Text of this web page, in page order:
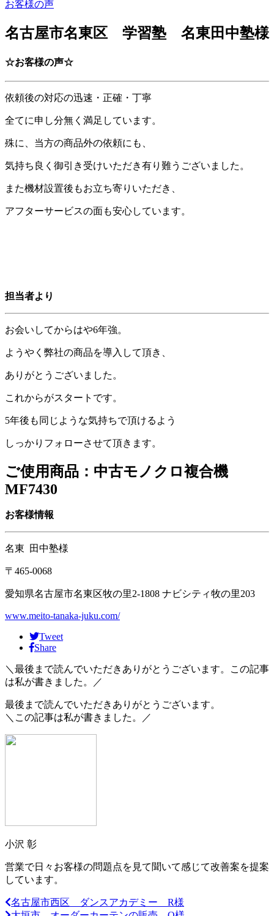
お客様の声
名古屋市名東区 学習塾 名東田中塾様
☆お客様の声☆
依頼後の対応の迅速・正確・丁寧
全てに申し分無く満足しています。
殊に、当方の商品外の依頼にも、
気持ち良く御引き受けいただき有り難うございました。
また機材設置後もお立ち寄りいただき、
アフターサービスの面も安心しています。
担当者より
お会いしてからはや6年強。
ようやく弊社の商品を導入して頂き、
ありがとうございました。
これからがスタートです。
5年後も同じような気持ちで頂けるよう
しっかりフォローさせて頂きます。
ご使用商品：中古モノクロ複合機
MF7430
お客様情報
名東 田中塾様
〒465-0068
愛知県名古屋市名東区牧の里2-1808 ナビシティ牧の里203
www.meito-tanaka-juku.com/
Tweet
Share
＼最後まで読んでいただきありがとうございます。この記事
は私が書きました。／
最後まで読んでいただきありがとうございます。
＼この記事は私が書きました。／
小沢 彰
営業で日々お客様の問題点を見て聞いて感じて改善案を提案
しています。
名古屋市西区 ダンスアカデミー R様